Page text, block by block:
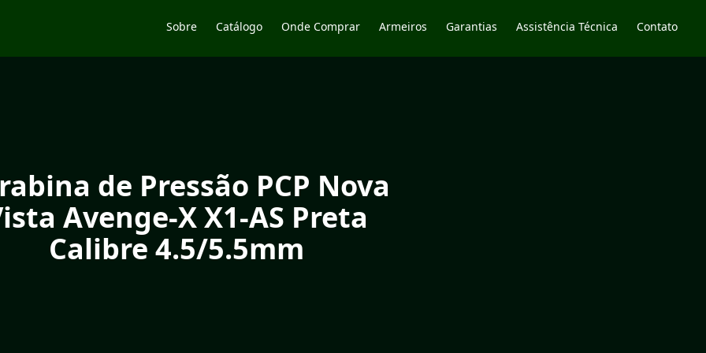
Sobre Catálogo Onde Comprar Armeiros Garantias Assistência Técnica Contato
de Pressão PCP Nova
Avenge-X X1-AS Preta
Calibre 4.5/5.5mm